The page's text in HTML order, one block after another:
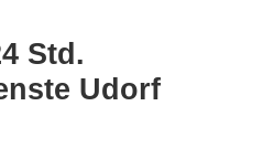
Std.
Udorf